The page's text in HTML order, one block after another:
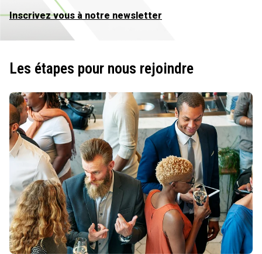
Inscrivez vous à notre newsletter
Les étapes pour nous rejoindre